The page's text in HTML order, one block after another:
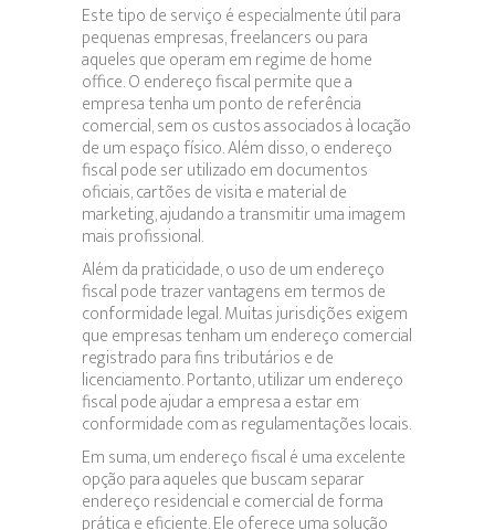
Este tipo de serviço é especialmente útil para
pequenas empresas, freelancers ou para
aqueles que operam em regime de home
office. O endereço fiscal permite que a
empresa tenha um ponto de referência
comercial, sem os custos associados à locação
de um espaço físico. Além disso, o endereço
fiscal pode ser utilizado em documentos
oficiais, cartões de visita e material de
marketing, ajudando a transmitir uma imagem
mais profissional.
Além da praticidade, o uso de um endereço
fiscal pode trazer vantagens em termos de
conformidade legal. Muitas jurisdições exigem
que empresas tenham um endereço comercial
registrado para fins tributários e de
licenciamento. Portanto, utilizar um endereço
fiscal pode ajudar a empresa a estar em
conformidade com as regulamentações locais.
Em suma, um endereço fiscal é uma excelente
opção para aqueles que buscam separar
endereço residencial e comercial de forma
prática e eficiente. Ele oferece uma solução